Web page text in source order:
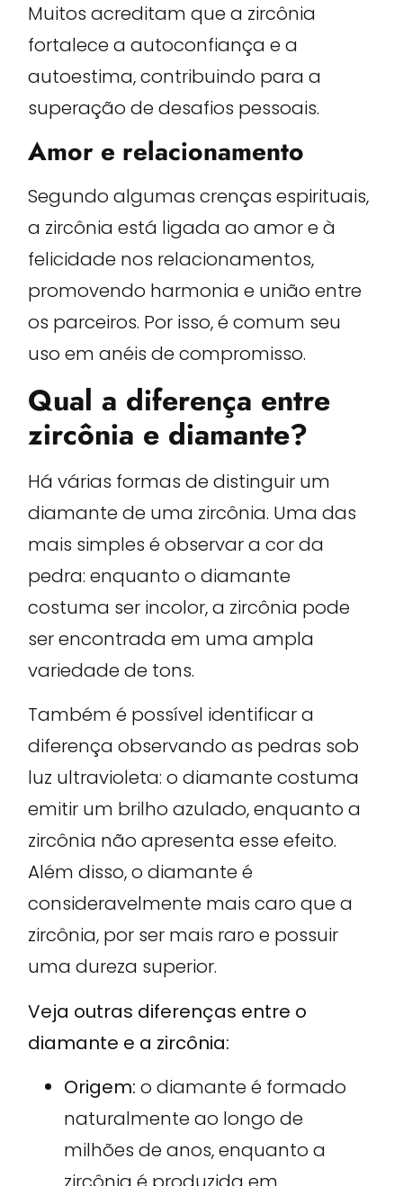
Muitos acreditam que a zircônia
fortalece a autoconfiança e a
autoestima, contribuindo para a
superação de desafios pessoais.
Amor e relacionamento
Segundo algumas crenças espirituais,
a zircônia está ligada ao amor e à
felicidade nos relacionamentos,
promovendo harmonia e união entre
os parceiros. Por isso, é comum seu
uso em anéis de compromisso.
Qual a diferença entre
zircônia e diamante?
Há várias formas de distinguir um
diamante de uma zircônia. Uma das
mais simples é observar a cor da
pedra: enquanto o diamante
costuma ser incolor, a zircônia pode
ser encontrada em uma ampla
variedade de tons.
Também é possível identificar a
diferença observando as pedras sob
luz ultravioleta: o diamante costuma
emitir um brilho azulado, enquanto a
zircônia não apresenta esse efeito.
Além disso, o diamante é
consideravelmente mais caro que a
zircônia, por ser mais raro e possuir
uma dureza superior.
Veja outras diferenças entre o
diamante e a zircônia:
Origem: o diamante é formado
naturalmente ao longo de
milhões de anos, enquanto a